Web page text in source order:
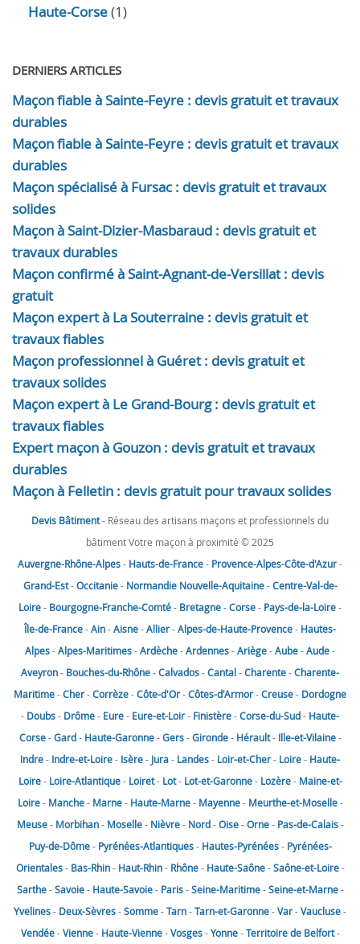
Haute-Corse(1)
DERNIERS ARTICLES
Maçon fiable à Sainte-Feyre : devis gratuit et travaux
durables
Maçon fiable à Sainte-Feyre : devis gratuit et travaux
durables
Maçon spécialisé à Fursac : devis gratuit et travaux
solides
Maçon à Saint-Dizier-Masbaraud : devis gratuit et
travaux durables
Maçon confirmé à Saint-Agnant-de-Versillat : devis
gratuit
Maçon expert à La Souterraine : devis gratuit et
travaux fiables
Maçon professionnel à Guéret : devis gratuit et
travaux solides
Maçon expert à Le Grand-Bourg : devis gratuit et
travaux fiables
Expert maçon à Gouzon : devis gratuit et travaux
durables
Maçon à Felletin : devis gratuit pour travaux solides
Devis Bâtiment- Réseau des artisans maçons et professionnels du
bâtiment Votre maçon à proximité © 2025
Auvergne-Rhône-Alpes- Hauts-de-France- Provence-Alpes-Côte-d'Azur-
Grand-Est-Occitanie- Normandie Nouvelle-Aquitaine-Centre-Val-de-
Loire- Bourgogne-Franche-Comté- Bretagne-Corse- Pays-de-la-Loire-
Île-de-France-Ain-Aisne-Allier-Alpes-de-Haute-Provence- Hautes-
Alpes-Alpes-Maritimes-Ardèche-Ardennes-Ariège-Aube-Aude-
Aveyron- Bouches-du-Rhône-Calvados-Cantal-Charente-Charente-
Maritime-Cher-Corrèze-Côte-d'Or-Côtes-d'Armor-Creuse- Dordogne
- Doubs- Drôme- Eure- Eure-et-Loir- Finistère-Corse-du-Sud- Haute-
Corse-Gard- Haute-Garonne-Gers-Gironde- Hérault- Ille-et-Vilaine-
Indre- Indre-et-Loire- Isère- Jura- Landes- Loir-et-Cher- Loire- Haute-
Loire- Loire-Atlantique- Loiret- Lot- Lot-et-Garonne- Lozère- Maine-et-
Loire- Manche- Marne- Haute-Marne- Mayenne- Meurthe-et-Moselle-
Meuse- Morbihan- Moselle- Nièvre- Nord-Oise-Orne- Pas-de-Calais-
Puy-de-Dôme- Pyrénées-Atlantiques- Hautes-Pyrénées- Pyrénées-
Orientales- Bas-Rhin- Haut-Rhin- Rhône- Haute-Saône-Saône-et-Loire-
Sarthe-Savoie- Haute-Savoie- Paris-Seine-Maritime-Seine-et-Marne-
Yvelines- Deux-Sèvres-Somme-Tarn-Tarn-et-Garonne-Var-Vaucluse-
Vendée-Vienne- Haute-Vienne-Vosges-Yonne-Territoire de Belfort-